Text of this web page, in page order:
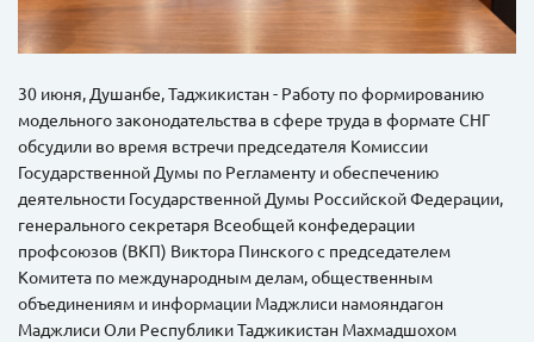
30 июня, Душанбе, Таджикистан - Работу по формированию
модельного законодательства в сфере труда в формате СНГ
обсудили во время встречи председателя Комиссии
Государственной Думы по Регламенту и обеспечению
деятельности Государственной Думы Российской Федерации,
генерального секретаря Всеобщей конфедерации
профсоюзов (ВКП) Виктора Пинского с председателем
Комитета по международным делам, общественным
объединениям и информации Маджлиси намояндагон
Маджлиси Оли Республики Таджикистан Махмадшохом